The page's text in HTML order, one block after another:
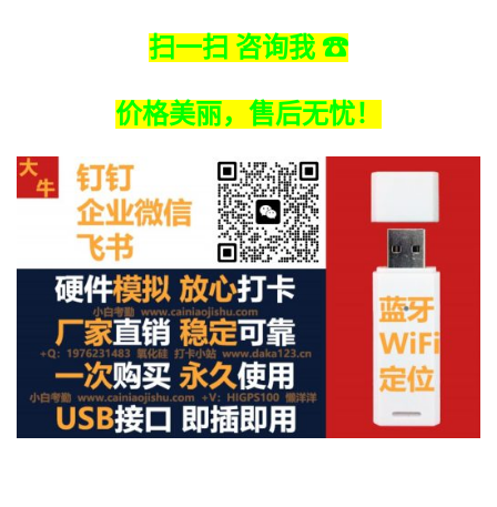
扫一扫 咨询我 ☎
价格美丽，售后无忧！